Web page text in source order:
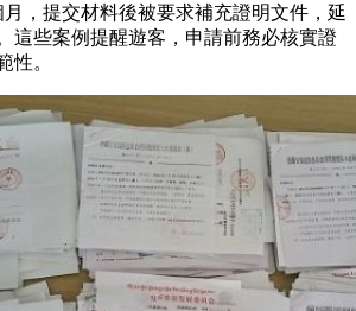
，提交材料後被要求補充證明文件，延
這些案例提醒遊客，申請前務必核實證
性。